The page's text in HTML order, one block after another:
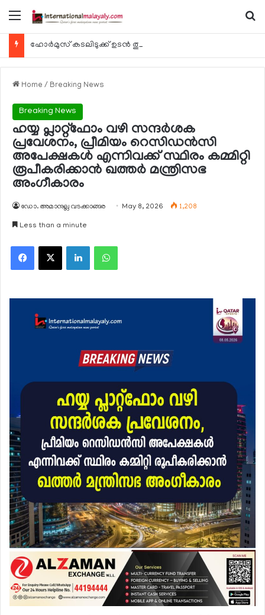
Menu
ഹോര്‍മുസ് കടലിടുക്ക് ഉടന്‍ തുറന്നേക്കും
Home / Breaking News
Breaking News
ഹയ്യ പ്ലാറ്റ്ഫോം വഴി സന്ദര്‍ശക
പ്രവേശനം, പ്രീമിയം റെസിഡന്‍സി
അപേക്ഷകള്‍ എന്നിവക്ക് സ്ഥിരം കമ്മിറ്റി
രൂപീകരിക്കാന്‍ ഖത്തര്‍ മന്ത്രിസഭ
അംഗീകാരം
ഡോ. അമാനുല്ല വടക്കാങ്ങര May 8, 2026 1,208
Less than a minute
Facebook
X LinkedInWhatsApp